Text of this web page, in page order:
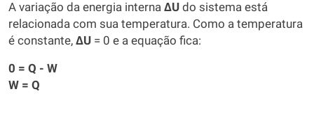
A variação da energia interna ΔU do sistema está
relacionada com sua temperatura. Como a temperatura
é constante, ΔU = 0 e a equação fica:
0 = Q - W
W = Q